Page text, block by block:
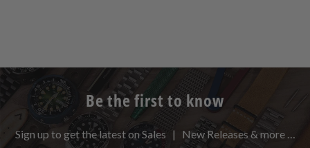
Be the first to know
Sign up to get the latest on Sales | New Releases & more …